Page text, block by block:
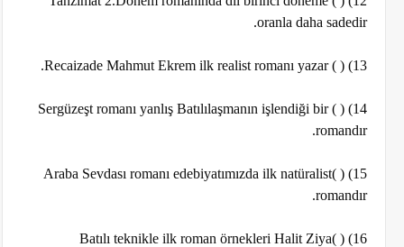
oranla daha sadedir.
13) ( ) Recaizade Mahmut Ekrem ilk realist romanı yazar.
14) ( ) Sergüzeşt romanı yanlış Batılılaşmanın işlendiği bir
romandır.
15) ( )Araba Sevdası romanı edebiyatımızda ilk natüralist
romandır.
16) ( )Batılı teknikle ilk roman örnekleri Halit Ziya